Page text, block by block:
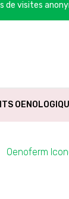
visites
Oenoferm